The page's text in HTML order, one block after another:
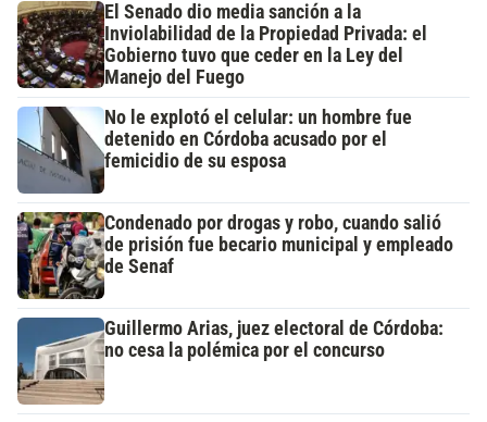
El Senado dio media sanción a la
Inviolabilidad de la Propiedad Privada: el
Gobierno tuvo que ceder en la Ley del
Manejo del Fuego
No le explotó el celular: un hombre fue
detenido en Córdoba acusado por el
femicidio de su esposa
Condenado por drogas y robo, cuando salió
de prisión fue becario municipal y empleado
de Senaf
Guillermo Arias, juez electoral de Córdoba:
no cesa la polémica por el concurso